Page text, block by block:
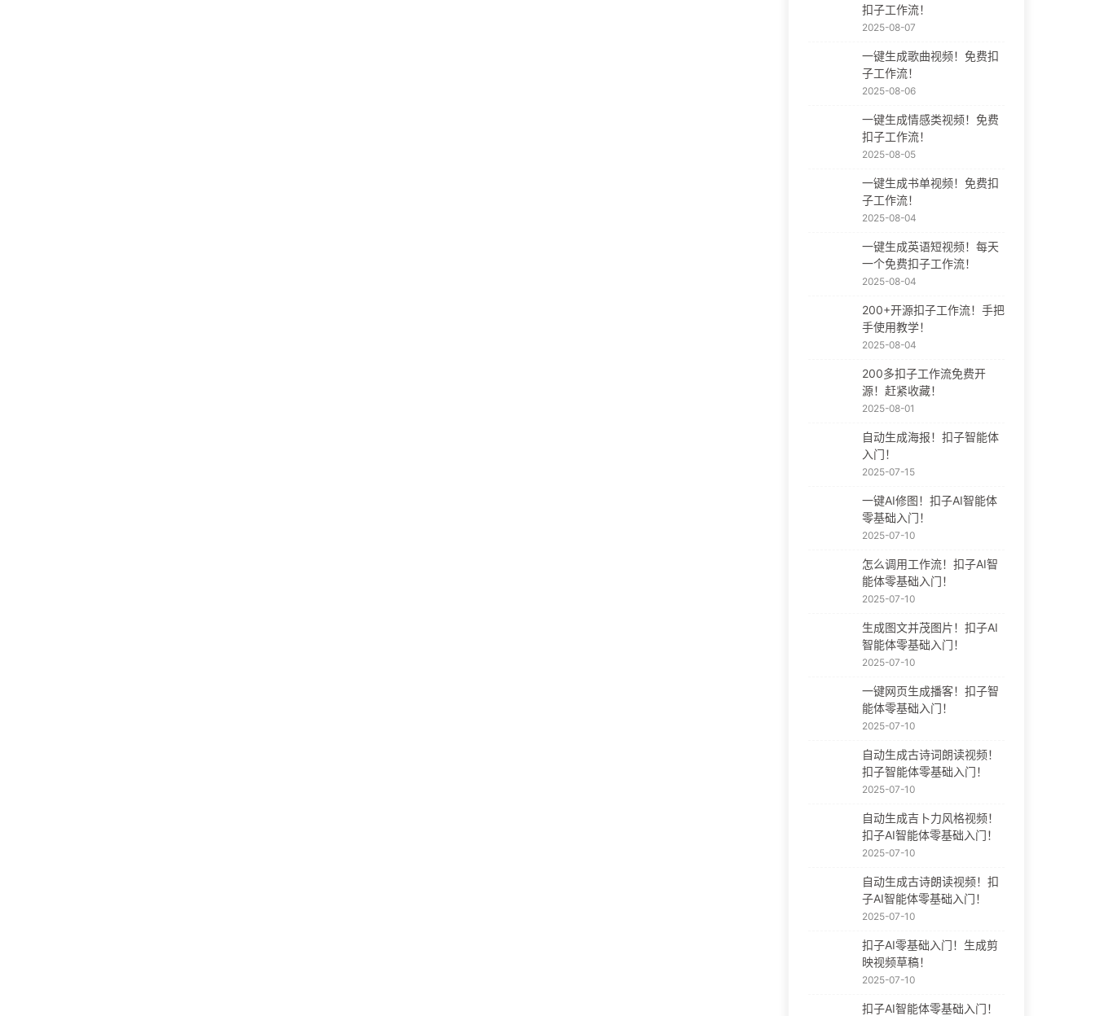
扣子工作流！
2025-08-07
一键生成歌曲视频！免费扣
子工作流！
2025-08-06
一键生成情感类视频！免费
扣子工作流！
2025-08-05
一键生成书单视频！免费扣
子工作流！
2025-08-04
一键生成英语短视频！每天
一个免费扣子工作流！
2025-08-04
200+开源扣子工作流！手把
手使用教学！
2025-08-04
200多扣子工作流免费开
源！赶紧收藏！
2025-08-01
自动生成海报！扣子智能体
入门！
2025-07-15
一键AI修图！扣子AI智能体
零基础入门！
2025-07-10
怎么调用工作流！扣子AI智
能体零基础入门！
2025-07-10
生成图文并茂图片！扣子AI
智能体零基础入门！
2025-07-10
一键网页生成播客！扣子智
能体零基础入门！
2025-07-10
自动生成古诗词朗读视频！
扣子智能体零基础入门！
2025-07-10
自动生成吉卜力风格视频！
扣子AI智能体零基础入门！
2025-07-10
自动生成古诗朗读视频！扣
子AI智能体零基础入门！
2025-07-10
扣子AI零基础入门！生成剪
映视频草稿！
2025-07-10
扣子AI智能体零基础入门！